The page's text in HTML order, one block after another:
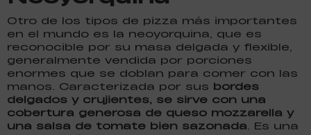
Otro de los tipos de pizza más importantes
en el mundo es la neoyorquina, que es
reconocible por su masa delgada y flexible,
generalmente vendida por porciones
enormes que se doblan para comer con las
manos. Caracterizada por sus bordes
delgados y crujientes, se sirve con una
cobertura generosa de queso mozzarella y
una salsa de tomate bien sazonada . Es una